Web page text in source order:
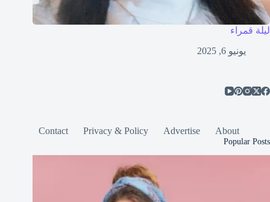
ليلة قمراء
يونيو 6, 2025
About
Advertise
Privacy & Policy
Contact
Popular Posts